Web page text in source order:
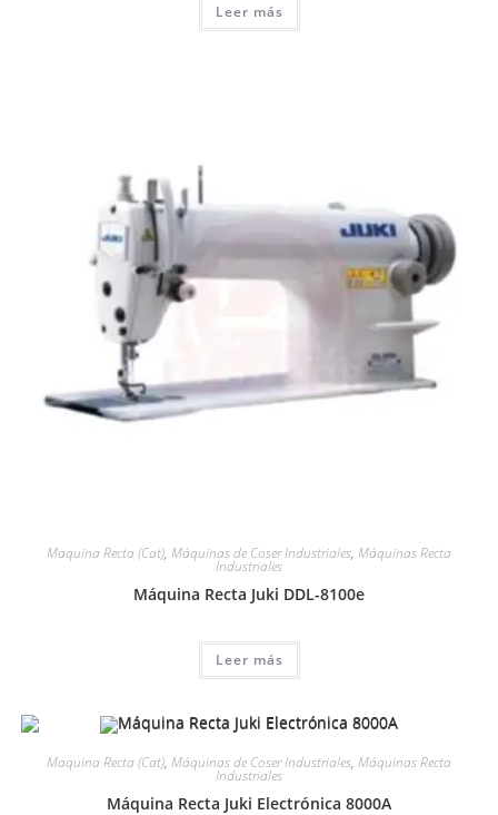
Leer más
Maquina Recta (Cat), Máquinas de Coser Industriales, Máquinas Recta
Industriales
Máquina Recta Juki DDL-8100e
Leer más
Maquina Recta (Cat), Máquinas de Coser Industriales, Máquinas Recta
Industriales
Máquina Recta Juki Electrónica 8000A